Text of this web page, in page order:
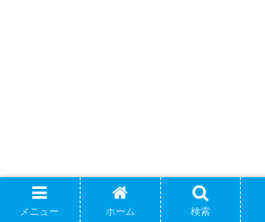
メニュー ホーム 検索